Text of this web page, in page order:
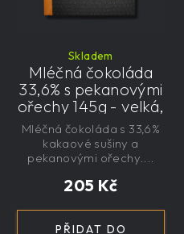
Skladem
Mléčná čokoláda
33,6% s pekanovými
ořechy 145g - velká,
řemeslná,
exkluzivní, dárková
205 Kč
PŘIDAT DO
Mléčná čokoláda s 33,6%
kakaové sušiny a
pekanovými ořechy....